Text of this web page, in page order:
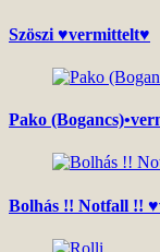
Szöszi ♥vermittelt♥
Pako
Bolhás !! Notfall !!